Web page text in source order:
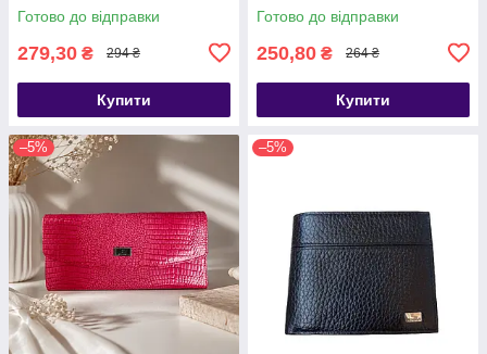
Готово до відправки
279,30 ₴ 294 ₴
Купити
Готово до відправки
250,80 ₴ 264 ₴
Купити
–5% –5%